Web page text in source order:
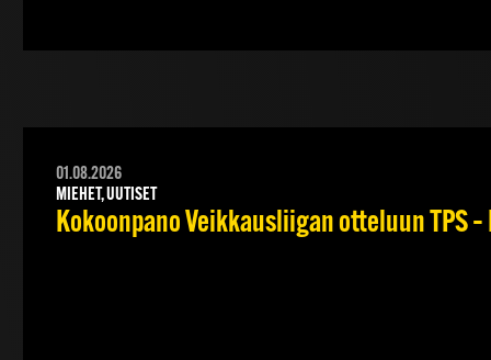
01.08.2026
MIEHET, UUTISET
Kokoonpano Veikkausliigan otteluun TPS